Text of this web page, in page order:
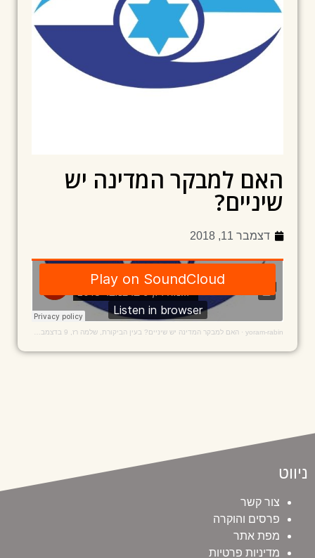
האם למבקר המדינה יש
שיניים?
דצמבר 11, 2018
yoram-rabin
· האם למבקר המדינה יש שיניים? בעין הביקורת, שלמה רז, 9 בדצמבר 2018
ניווט
צור קשר
פרסים והוקרה
מפת אתר
מדיניות פרטיות